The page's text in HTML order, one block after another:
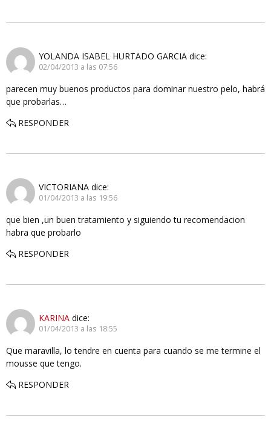
YOLANDA ISABEL HURTADO GARCIA dice:
02/04/2013 a las 07:56
parecen muy buenos productos para dominar nuestro pelo, habrá
que probarlas…
RESPONDER
VICTORIANA dice:
01/04/2013 a las 19:56
que bien ,un buen tratamiento y siguiendo tu recomendacion
habra que probarlo
RESPONDER
KARINA dice:
01/04/2013 a las 18:55
Que maravilla, lo tendre en cuenta para cuando se me termine el
mousse que tengo.
RESPONDER